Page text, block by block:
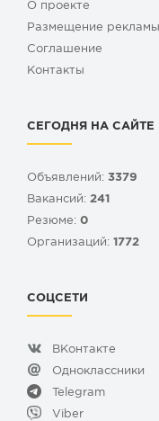
О проекте
Размещение рекламы
Cоглашение
Контакты
СЕГОДНЯ НА САЙТЕ
Объявлений: 3379
Вакансий: 241
Резюме: 0
Организаций: 1772
СОЦСЕТИ
ВКонтакте
Одноклассники
Telegram
Viber